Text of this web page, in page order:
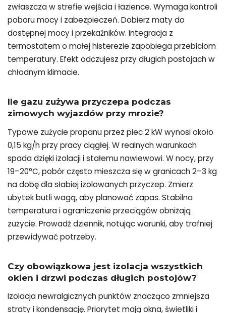
zwłaszcza w strefie wejścia i łazience. Wymaga kontroli
poboru mocy i zabezpieczeń. Dobierz maty do
dostępnej mocy i przekaźników. Integracja z
termostatem o małej histerezie zapobiega przebiciom
temperatury. Efekt odczujesz przy długich postojach w
chłodnym klimacie.
Ile gazu zużywa przyczepa podczas
zimowych wyjazdów przy mrozie?
Typowe zużycie propanu przez piec 2 kW wynosi około
0,15 kg/h przy pracy ciągłej. W realnych warunkach
spada dzięki izolacji i stałemu nawiewowi. W nocy, przy
19–20°C, pobór często mieszcza się w granicach 2–3 kg
na dobę dla słabiej izolowanych przyczep. Zmierz
ubytek butli wagą, aby planować zapas. Stabilna
temperatura i ograniczenie przeciągów obniżają
zużycie. Prowadź dziennik, notując warunki, aby trafniej
przewidywać potrzeby.
Czy obowiązkowa jest izolacja wszystkich
okien i drzwi podczas długich postojów?
Izolacja newralgicznych punktów znacząco zmniejsza
straty i kondensację. Priorytet mają okna, świetliki i